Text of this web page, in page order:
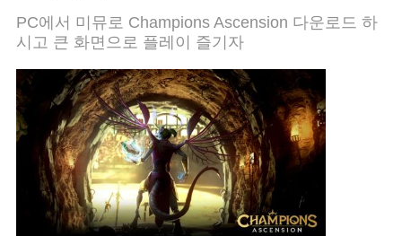
PC에서 미뮤로 Champions Ascension 다운로드 하
시고 큰 화면으로 플레이 즐기자